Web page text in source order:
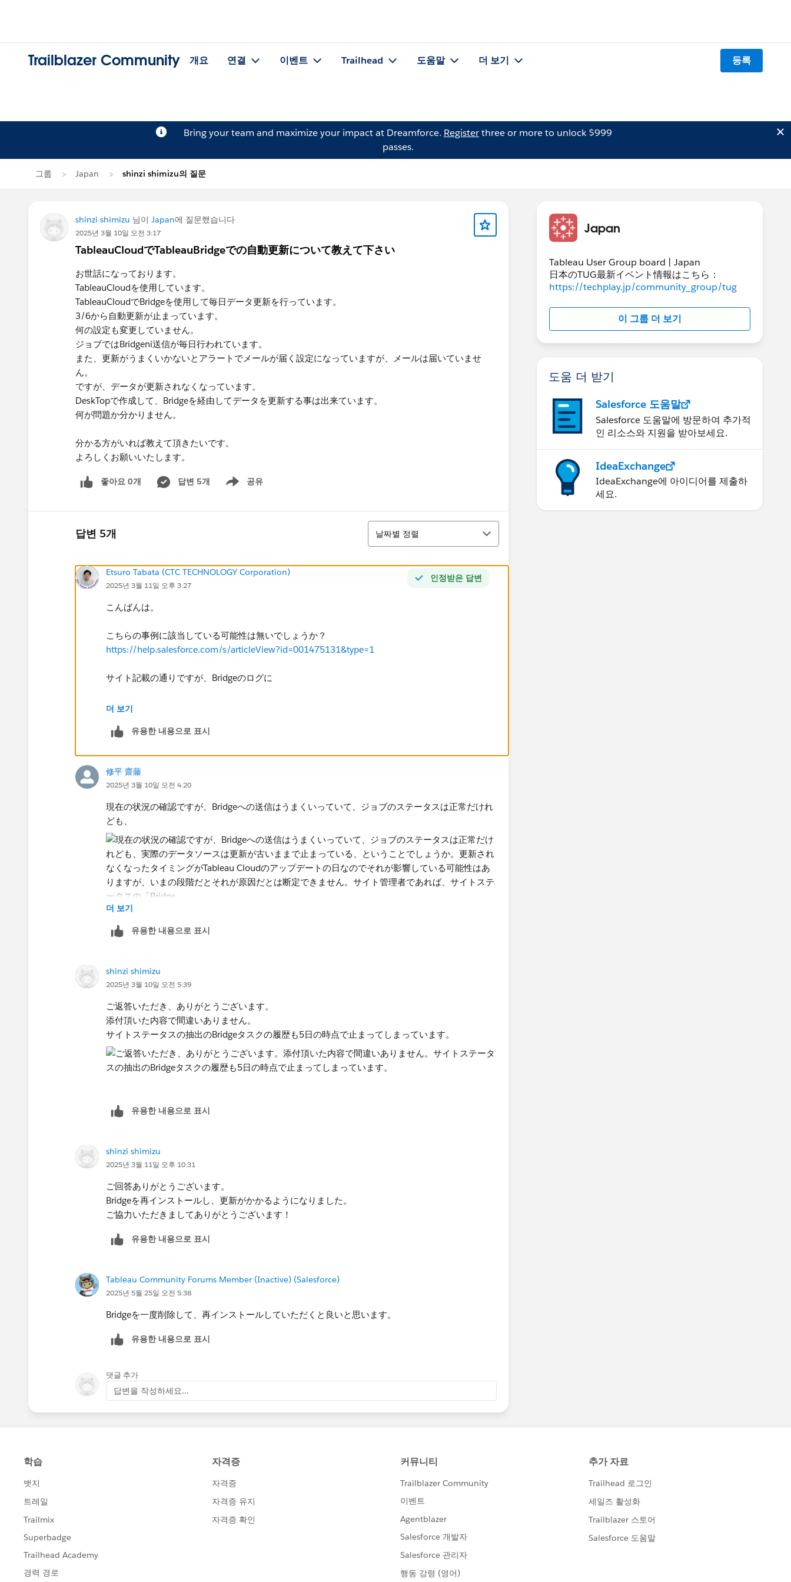
Trailblazer Community 개요 연결 이벤트 Trailhead 도움말 더 보기 등록
Bring your team and maximize your impact at Dreamforce. Registerthree or more to unlock $999
passes.
그룹 Japan shinzi shimizu의 질문
shinzi shimizu 님이 Japan에 질문했습니다
2025년 3월 10일 오전 3:17
TableauCloudでTableauBridgeでの自動更新について教えて下さい
お世話になっております。
TableauCloudを使用しています。
TableauCloudでBridgeを使用して毎日データ更新を行っています。
3/6から自動更新が止まっています。
何の設定も変更していません。
ジョブではBridgeni送信が毎日行われています。
また、更新がうまくいかないとアラートでメールが届く設定になっていますが、メールは届いていませ
ん。
ですが、データが更新されなくなっています。
DeskTopで作成して、Bridgeを経由してデータを更新する事は出来ています。
何が問題か分かりません。
分かる方がいれば教えて頂きたいです。
よろしくお願いいたします。
좋아요 0개 답변 5개 공유
Show menu
답변 5개
정렬
날짜별 정렬
인정받은 답변
Etsuro Tabata (CTC TECHNOLOGY Corporation)
2025년 3월 11일 오후 3:27
こんばんは。
こちらの事例に該当している可能性は無いでしょうか？
https://help.salesforce.com/s/articleView?id=001475131&type=1
サイト記載の通りですが、Bridgeのログに
---
https://[pod].online.tableau.com:443/oauth2/v1/token
---
といった出力が無いかを確認し、もし出力があるようならResolutionの1-3を実施されるのが良い
かと思います。
Bridgeのログですが、既定では
/Users/<username>/Documents/マイ Tableau Bridge リポジトリ/ログ(またはLogs)
にあるかと思います。
더 보기
유용한 내용으로 표시
修平 齋藤
2025년 3월 10일 오전 4:20
現在の状況の確認ですが、Bridgeへの送信はうまくいっていて、ジョブのステータスは正常だけれ
ども、
実際のデータソースは更新が古いままで止まっている、ということでしょうか。
更新されなくなったタイミングがTableau Cloud​のアップデートの日なのでそれが影響している可
サイト管理者であれば、サイトステータスの「Bridge Tasks for Extracts」が見れると思いますの
で、そちらでの履歴がどうなっているかを確認してみてください。
みたいです。
Notification Email is Not Sent When Ref | Known Issues
더 보기
유용한 내용으로 표시
shinzi shimizu
2025년 3월 10일 오전 5:39
ご返答いただき、ありがとうございます。
添付頂いた内容で間違いありません。
サイトステータスの抽出のBridgeタスクの履歴も5日の時点で止まってしまっています。
유용한 내용으로 표시
shinzi shimizu
2025년 3월 11일 오후 10:31
ご回答ありがとうございます。
Bridgeを再インストールし、更新がかかるようになりました。
ご協力いただきましてありがとうございます！
유용한 내용으로 표시
Tableau Community Forums Member (Inactive) (Salesforce)
2025년 5월 25일 오전 5:38
Bridgeを一度削除して、再インストールしていただくと良いと思います。
유용한 내용으로 표시
댓글 추가
답변을 작성하세요...
Japan
Tableau User Group board | Japan
日本のTUG最新イベント情報はこちら：
https://techplay.jp/community_group/tug
이 그룹 더 보기
도움 더 받기
Salesforce 도움말
Salesforce 도움말에 방문하여 추가적
인 리소스와 지원을 받아보세요.
IdeaExchange
IdeaExchange에 아이디어를 제출하
세요.